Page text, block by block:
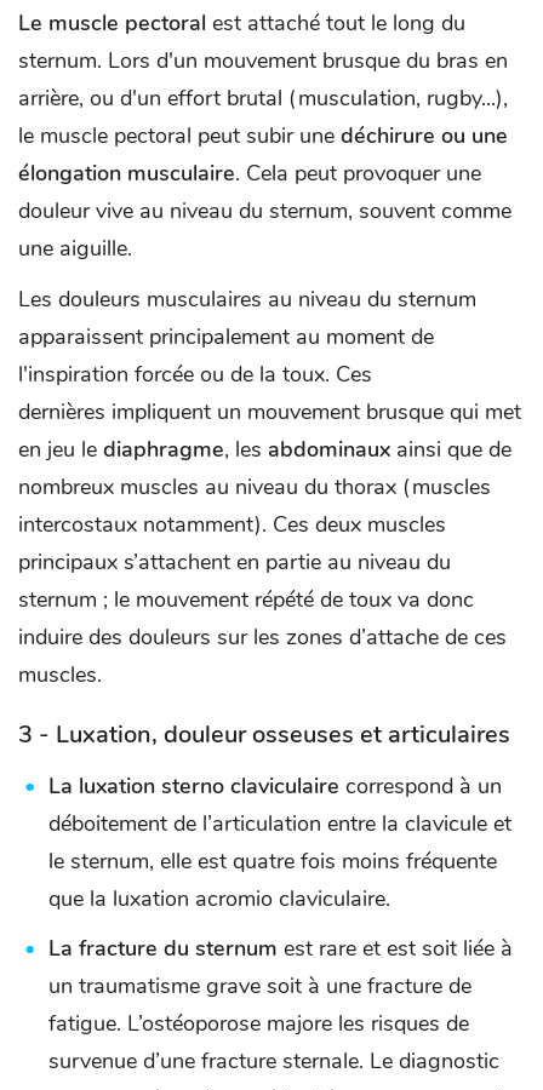
Le muscle pectoral est attaché tout le long du
sternum. Lors d'un mouvement brusque du bras en
arrière, ou d'un effort brutal (musculation, rugby...),
le muscle pectoral peut subir une déchirure ou une
élongation musculaire. Cela peut provoquer une
douleur vive au niveau du sternum, souvent comme
une aiguille.
Les douleurs musculaires au niveau du sternum
apparaissent principalement au moment de
l'inspiration forcée ou de la toux. Ces
dernières impliquent un mouvement brusque qui met
en jeu le diaphragme, les abdominaux ainsi que de
nombreux muscles au niveau du thorax (muscles
intercostaux notamment). Ces deux muscles
principaux s’attachent en partie au niveau du
sternum ; le mouvement répété de toux va donc
induire des douleurs sur les zones d’attache de ces
muscles.
3 - Luxation, douleur osseuses et articulaires
La luxation sterno claviculaire correspond à un
déboitement de l’articulation entre la clavicule et
le sternum, elle est quatre fois moins fréquente
que la luxation acromio claviculaire.
La fracture du sternum est rare et est soit liée à
un traumatisme grave soit à une fracture de
fatigue. L’ostéoporose majore les risques de
survenue d’une fracture sternale. Le diagnostic